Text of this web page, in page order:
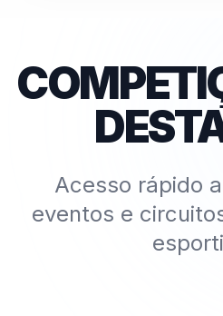
Acesso rápido
eventos e